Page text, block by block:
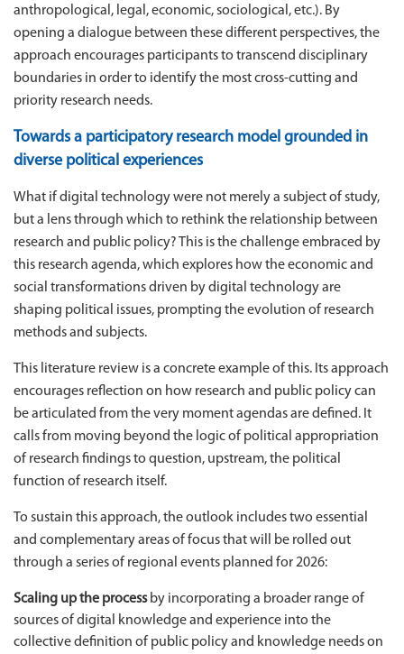
anthropological, legal, economic, sociological, etc.). By
opening a dialogue between these different perspectives, the
approach encourages participants to transcend disciplinary
boundaries in order to identify the most cross-cutting and
priority research needs.
Towards a participatory research model grounded in
diverse political experiences
What if digital technology were not merely a subject of study,
but a lens through which to rethink the relationship between
research and public policy? This is the challenge embraced by
this research agenda, which explores how the economic and
social transformations driven by digital technology are
shaping political issues, prompting the evolution of research
methods and subjects.
This literature review is a concrete example of this. Its approach
encourages reflection on how research and public policy can
be articulated from the very moment agendas are defined. It
calls from moving beyond the logic of political appropriation
of research findings to question, upstream, the political
function of research itself.
To sustain this approach, the outlook includes two essential
and complementary areas of focus that will be rolled out
through a series of regional events planned for 2026:
Scaling up the processby incorporating a broader range of
sources of digital knowledge and experience into the
collective definition of public policy and knowledge needs on